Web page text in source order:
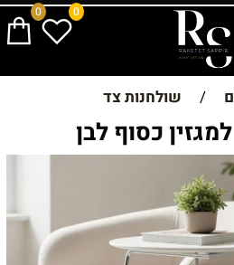
0 0
/ שולחנות צד
כסוף לבן